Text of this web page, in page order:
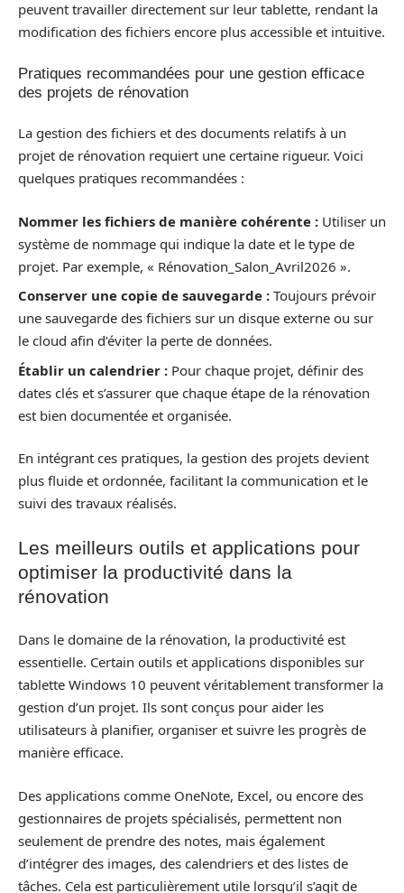
peuvent travailler directement sur leur tablette, rendant la
modification des fichiers encore plus accessible et intuitive.
Pratiques recommandées pour une gestion efficace
des projets de rénovation
La gestion des fichiers et des documents relatifs à un
projet de rénovation requiert une certaine rigueur. Voici
quelques pratiques recommandées :
Nommer les fichiers de manière cohérente : Utiliser un
système de nommage qui indique la date et le type de
projet. Par exemple, « Rénovation_Salon_Avril2026 ».
Conserver une copie de sauvegarde : Toujours prévoir
une sauvegarde des fichiers sur un disque externe ou sur
le cloud afin d’éviter la perte de données.
Établir un calendrier : Pour chaque projet, définir des
dates clés et s’assurer que chaque étape de la rénovation
est bien documentée et organisée.
En intégrant ces pratiques, la gestion des projets devient
plus fluide et ordonnée, facilitant la communication et le
suivi des travaux réalisés.
Les meilleurs outils et applications pour
optimiser la productivité dans la
rénovation
Dans le domaine de la rénovation, la productivité est
essentielle. Certain outils et applications disponibles sur
tablette Windows 10 peuvent véritablement transformer la
gestion d’un projet. Ils sont conçus pour aider les
utilisateurs à planifier, organiser et suivre les progrès de
manière efficace.
Des applications comme OneNote, Excel, ou encore des
gestionnaires de projets spécialisés, permettent non
seulement de prendre des notes, mais également
d’intégrer des images, des calendriers et des listes de
tâches. Cela est particulièrement utile lorsqu’il s’agit de